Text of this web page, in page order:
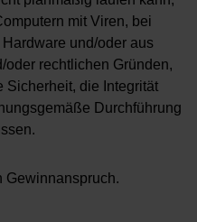
mit Viren, bei
und/oder aus
rechtlichen Gründen,
Sicherheit, die Integrität
Durchführung
Gewinnanspruch.